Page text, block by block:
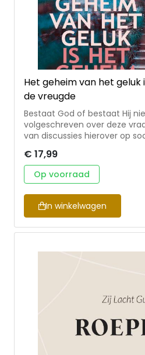
Het geheim van het geluk
de vreugde
Bestaat God of bestaat Hij niet? Bibliotheken zijn
volgeschreven over deze vraag. Aan het bijhouden
van discussies hierover op sociale media heb je aan
kent diep menselijke verlangens. Verlangens naar
geluk, naar echte liefde, naar vreugde. Iedereen
vraagt zich af: Waar doe ik het allemaal voor? Dit
boek benadert alles anders. Niet: Bestaat God of
niet? Wie heeft er gelijk? Maar: Welke opvattingen
bieden het meeste kans op de vervulling van deze
verlangens? Waarom zou je willen geloven of niet?
Vooral: welke opvattingen bieden de grootste kans
€ 17,99
Op voorraad
In winkelwagen